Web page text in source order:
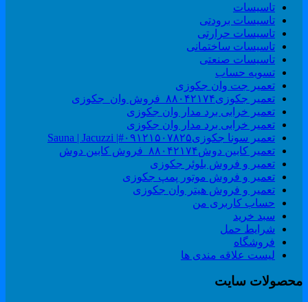
تاسیسات
تاسیسات برودتی
تاسیسات حرارتی
تاسیسات ساختمانی
تاسیسات صنعتی
تسویه حساب
تعمیر جت وان جکوزی
تعمیر جکوزی۸۸۰۴۲۱۷۴_فروش وان_جکوزی
تعمیر خرابی برد مدار وان جکوزی
تعمیر خرابی برد مدار وان جکوزی
تعمیر سونا جکوزی۰۹۱۲۱۵۰۷۸۲۵#| Sauna | Jacuzzi
تعمیر کابین دوش۸۸۰۴۲۱۷۴_فروش کابین دوش
تعمیر و فروش بلوئر جکوزی
تعمیر و فروش موتور پمپ جکوزی
تعمیر و فروش هیتر وان جکوزی
حساب کاربری من
سبد خرید
شرایط حمل
فروشگاه
لیست علاقه مندی ها
سایت